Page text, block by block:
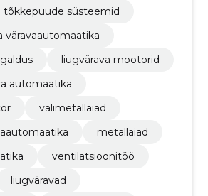
süsteemid
väravaautomaatika
liugvärava mootorid
automaatika
välimetallaiad
metallaiad
ventilatsioonitöö
liugväravad